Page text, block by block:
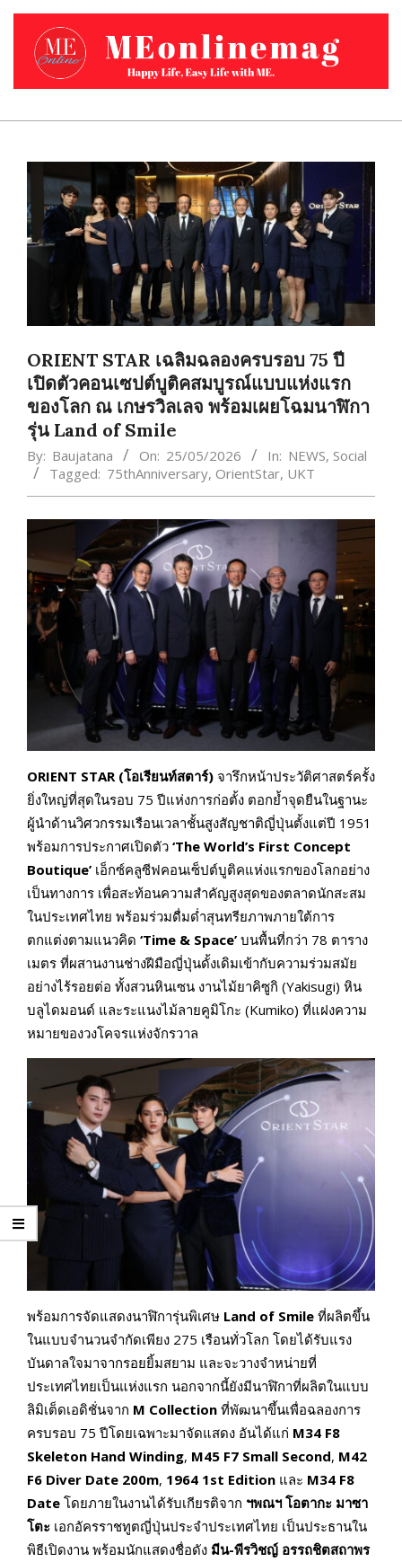
Skip
content
Primary
ORIENT STAR เฉลิมฉลองครบรอบ 75 ปี
เปิดตัวคอนเซปต์บูติคสมบูรณ์แบบแห่งแรก
ของโลก ณ เกษรวิลเลจ พร้อมเผยโฉมนาฬิกา
รุ่น Land of Smile
By: Baujatana On: 25/05/2026 In: NEWS, Social
Tagged: 75thAnniversary, OrientStar, UKT
ORIENT STAR (โอเรียนท์สตาร์) จารึกหน้าประวัติศาสตร์ครั้ง
ยิ่งใหญ่ที่สุดในรอบ 75 ปีแห่งการก่อตั้ง ตอกย้ำจุดยืนในฐานะ
ผู้นำด้านวิศวกรรมเรือนเวลาชั้นสูงสัญชาติญี่ปุ่นตั้งแต่ปี 1951
พร้อมการประกาศเปิดตัว ‘The World’s First Concept
Boutique’ เอ็กซ์คลูซีฟคอนเซ็ปต์บูติคแห่งแรกของโลกอย่าง
เป็นทางการ เพื่อสะท้อนความสำคัญสูงสุดของตลาดนักสะสม
ในประเทศไทย พร้อมร่วมดื่มด่ำสุนทรียภาพภายใต้การ
ตกแต่งตามแนวคิด ‘Time & Space’ บนพื้นที่กว่า 78 ตาราง
เมตร ที่ผสานงานช่างฝีมือญี่ปุ่นดั้งเดิมเข้ากับความร่วมสมัย
อย่างไร้รอยต่อ ทั้งสวนหินเซน งานไม้ยาคิซูกิ (Yakisugi) หิน
บลูไดมอนด์ และระแนงไม้ลายคูมิโกะ (Kumiko) ที่แฝงความ
หมายของวงโคจรแห่งจักรวาล
พร้อมการจัดแสดงนาฬิการุ่นพิเศษ Land of Smile ที่ผลิตขึ้น
ในแบบจำนวนจำกัดเพียง 275 เรือนทั่วโลก โดยได้รับแรง
บันดาลใจมาจากรอยยิ้มสยาม และจะวางจำหน่ายที่
ประเทศไทยเป็นแห่งแรก นอกจากนี้ยังมีนาฬิกาที่ผลิตในแบบ
ลิมิเต็ดเอดิชั่นจาก M Collection ที่พัฒนาขึ้นเพื่อฉลองการ
ครบรอบ 75 ปีโดยเฉพาะมาจัดแสดง อันได้แก่ M34 F8
Skeleton Hand Winding, M45 F7 Small Second, M42
F6 Diver Date 200m, 1964 1st Edition และ M34 F8
Date โดยภายในงานได้รับเกียรติจาก ฯพณฯ โอตากะ มาซา
โตะ เอกอัครราชทูตญี่ปุ่นประจำประเทศไทย เป็นประธานใน
พิธีเปิดงาน พร้อมนักแสดงชื่อดัง มีน-พีรวิชญ์ อรรถชิตสถาพร